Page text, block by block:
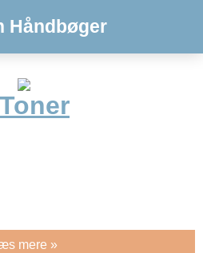
Håndbøger
mere »